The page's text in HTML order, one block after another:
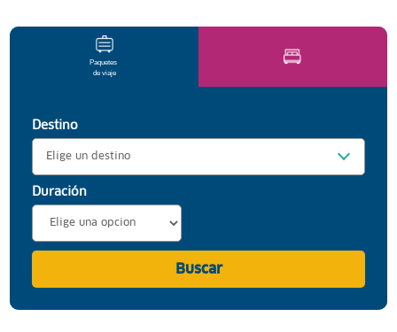
Paquetes
de viaje
Destino
Elige un destino
Duración
Buscar